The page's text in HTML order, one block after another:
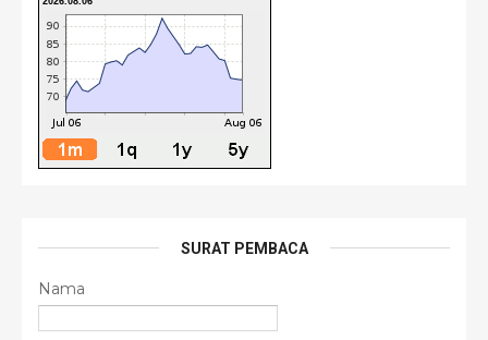
SURAT PEMBACA
Nama